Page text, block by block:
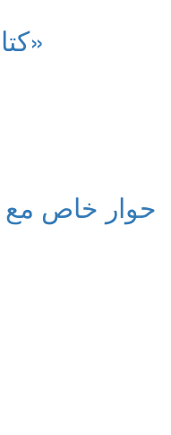
كتاب «الرحمة الواسعة»
حوار خاص